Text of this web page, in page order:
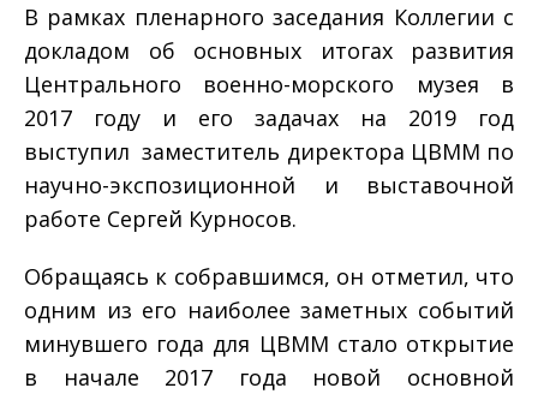
В рамках пленарного заседания Коллегии с
докладом об основных итогах развития
Центрального военно-морского музея в
2017 году и его задачах на 2019 год
выступил заместитель директора ЦВММ по
научно-экспозиционной и выставочной
работе Сергей Курносов.
Обращаясь к собравшимся, он отметил, что
одним из его наиболее заметных событий
минувшего года для ЦВММ стало открытие
в начале 2017 года новой основной